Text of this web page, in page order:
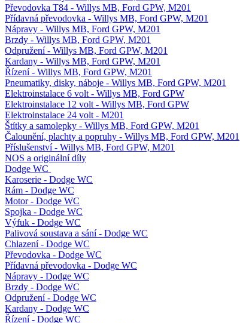
Převodovka T84 - Willys MB, Ford GPW, M201
Přídavná převodovka - Willys MB, Ford GPW, M201
Nápravy - Willys MB, Ford GPW, M201
Brzdy - Willys MB, Ford GPW, M201
Odpružení - Willys MB, Ford GPW, M201
Kardany - Willys MB, Ford GPW, M201
Řízení - Willys MB, Ford GPW, M201
Pneumatiky, disky, náboje - Willys MB, Ford GPW, M201
Elektroinstalace 6 volt - Willys MB, Ford GPW
Elektroinstalace 12 volt - Willys MB, Ford GPW
Elektroinstalace 24 volt - M201
Štítky a samolepky - Willys MB, Ford GPW, M201
Čalounění, plachty a popruhy - Willys MB, Ford GPW, M201
Příslušenství - Willys MB, Ford GPW, M201
NOS a originální díly
Dodge WC
Karoserie - Dodge WC
Rám - Dodge WC
Motor - Dodge WC
Spojka - Dodge WC
Výfuk - Dodge WC
Palivová soustava a sání - Dodge WC
Chlazení - Dodge WC
Převodovka - Dodge WC
Přídavná převodovka - Dodge WC
Nápravy - Dodge WC
Brzdy - Dodge WC
Odpružení - Dodge WC
Kardany - Dodge WC
Řízení - Dodge WC